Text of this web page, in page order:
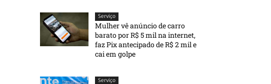
Serviço
Mulher vê anúncio de carro
barato por R$ 5 mil na internet,
faz Pix antecipado de R$ 2 mil e
cai em golpe
Serviço